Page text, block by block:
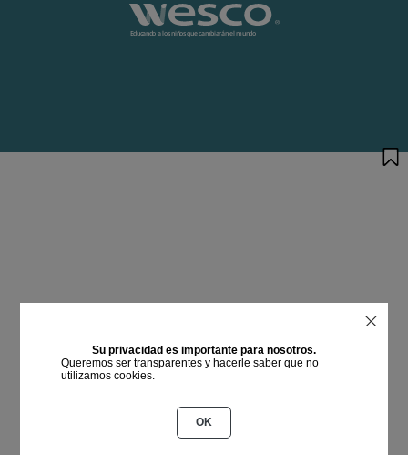
Su privacidad es importante para nosotros.
Queremos ser transparentes y hacerle saber que no
utilizamos cookies.
OK